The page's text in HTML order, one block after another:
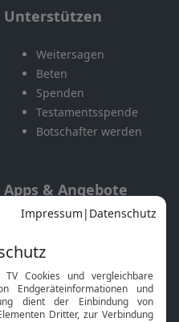
Unterstützen
Weitersagen
Beten
Spenden
Testamentsspende
Botschafter werden
Apps & Angebote
Mobile App
Smart TV
HbbTV